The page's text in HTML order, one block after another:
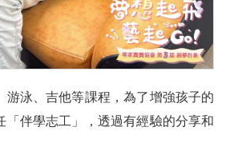
泳、吉他等課程，為了增強孩子的
伴學志工」，透過有經驗的分享和